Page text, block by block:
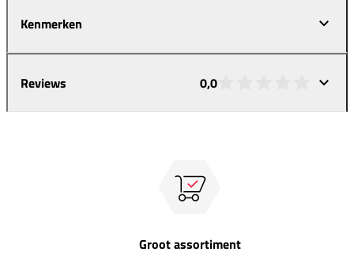
Kenmerken
Reviews 0,0
Groot assortiment